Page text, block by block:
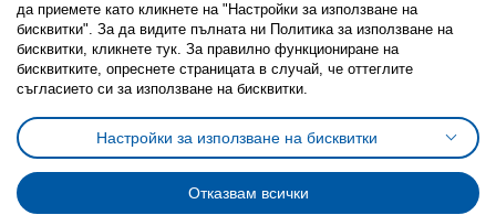
Политика за използване на бисквитки (Cookies)
Избор на настройки за използване на бисквитки
Условия за ползване на ikea.bgОбща политика за личните данни
Политика за защита на личните данни на ikea.bg
Общи условия на програма IKEA Family
Политика за защита на лични данни на програма IKEA Family
да приемете като кликнете на "Настройки за използване на
бисквитки". За да видите пълната ни Политика за използване на
бисквитки, кликнете тук. За правилно функциониране на
бисквитките, опреснете страницата в случай, че оттеглите
съгласието си за използване на бисквитки.
Настройки за използване на бисквитки
Отказвам всички